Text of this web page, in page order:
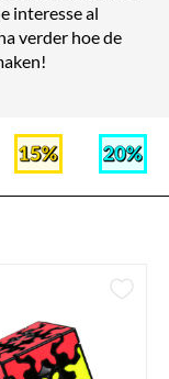
interesse al
verder hoe de